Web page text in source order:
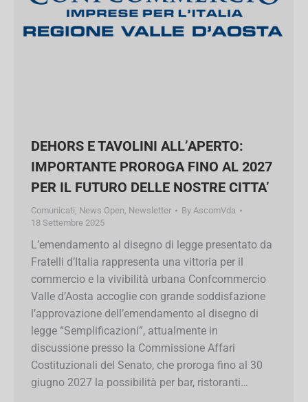
2027 PER IL FUTURO DELLE NOSTRE
CITTA’
Comunicati ,News Open, Newsletter ByAscomVda
L’emendamento al disegno di legge presentato
da Fratelli d’Italia rappresenta una vittoria per il
commercio e la vivibilità urbana Confcommercio
Valle d’Aosta accoglie con grande soddisfazione
l’approvazione dell’emendamento al disegno di
legge “Semplificazioni”, attualmente in
discussione presso la Commissione Affari
Costituzionali del Senato, che proroga fino al 30
giugno 2027 la possibilità per bar, ristoranti…